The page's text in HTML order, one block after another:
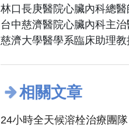
林口長庚醫院心臟內科總
台中慈濟醫院心臟內科主治
慈濟大學醫學系臨床助理教
相關文章
24小時全天候溶栓治療團隊